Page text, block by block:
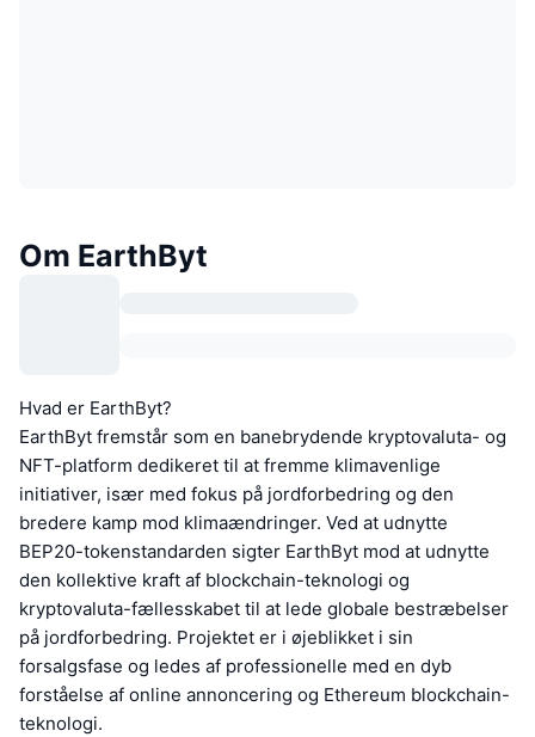
Om EarthByt
Hvad er EarthByt?
EarthByt fremstår som en banebrydende kryptovaluta- og
NFT-platform dedikeret til at fremme klimavenlige
initiativer, især med fokus på jordforbedring og den
bredere kamp mod klimaændringer. Ved at udnytte
BEP20-tokenstandarden sigter EarthByt mod at udnytte
den kollektive kraft af blockchain-teknologi og
kryptovaluta-fællesskabet til at lede globale bestræbelser
på jordforbedring. Projektet er i øjeblikket i sin
forsalgsfase og ledes af professionelle med en dyb
forståelse af online annoncering og Ethereum blockchain-
teknologi.